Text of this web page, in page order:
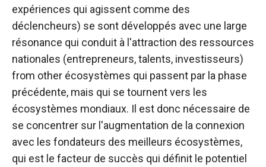
expériences qui agissent comme des
déclencheurs) se sont développés avec une large
résonance qui conduit à l'attraction des ressources
nationales (entrepreneurs, talents, investisseurs)
from other écosystèmes qui passent par la phase
précédente, mais qui se tournent vers les
écosystèmes mondiaux. Il est donc nécessaire de
se concentrer sur l'augmentation de la connexion
avec les fondateurs des meilleurs écosystèmes,
qui est le facteur de succès qui définit le potentiel